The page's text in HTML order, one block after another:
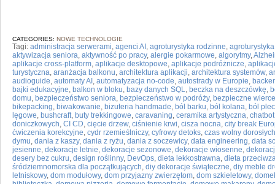
CATEGORIES: NOWE TECHNOLOGIE
Tagi: administracja serwerami, agenci AI , agroturystyka rodzinne,
aktywizacja seniora, aktywność po pracy, alergie pokarmowe, algorytmy,
aplikacje cross-platform, aplikacje desktopowe, aplikacje podróżnicze,
turystyczna, aranżacja balkonu, architektura aplikacji, architektura systemów,
audioguide, automaty AI , automatyzacja no-code, autostrady w Europie,
bajki edukacyjne, balkon w bloku, bazy danych SQL, beczka na deszczówkę,
domu, bezpieczeństwo seniora, bezpieczeństwo w podróży, bezpieczne
bikepacking, biwakowanie, bizuteria handmade, ból barku, ból kolana, ból
lęgowe, bushcraft, buty trekkingowe, caravaning, ceramika artystyczna,
doniczkowych, CI CD, cięcie drzew, ciśnienie krwi, cisza nocna, city break
ćwiczenia korekcyjne, cydr rzemieślniczy, cyfrowy detoks, czas wolny dorosłych
dymu, dania z kaszy, dania z ryżu, dania z soczewicy, data engineering, data
jesienne, dekoracje letnie, dekoracje sezonowe, dekoracje wiosenne,
desery bez cukru, design roślinny, DevOps, dieta lekkostrawna, dieta
śródziemnomorska dla początkujących, diy dekoracje świąteczne, diy meble
letniskowy, dom modułowy, dom przyjazny zwierzętom, dom szkieletowy,